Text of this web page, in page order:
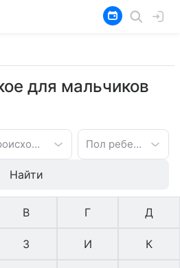
для мальчиков
Происхождение имени Пол ребенка
Найти
В Г Д
З И К